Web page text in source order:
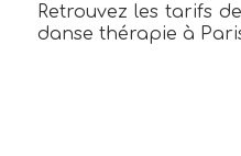
Retrouvez les tarifs
danse thérapie à